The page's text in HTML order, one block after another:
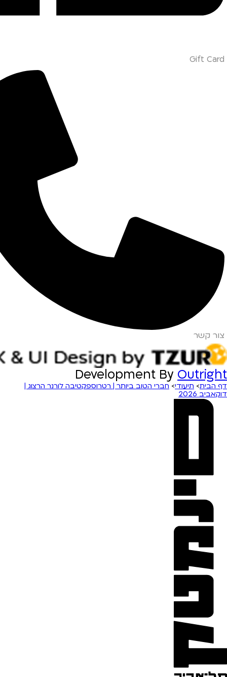
Gift Card
צור קשר
Development By Outright
דף הבית> תיעודי> חברי הטוב ביותר | רטרוספקטיבה לורנר הרצוג |
דוקאביב 2026